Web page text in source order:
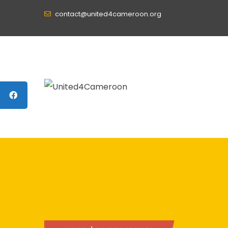
contact@united4cameroon.org